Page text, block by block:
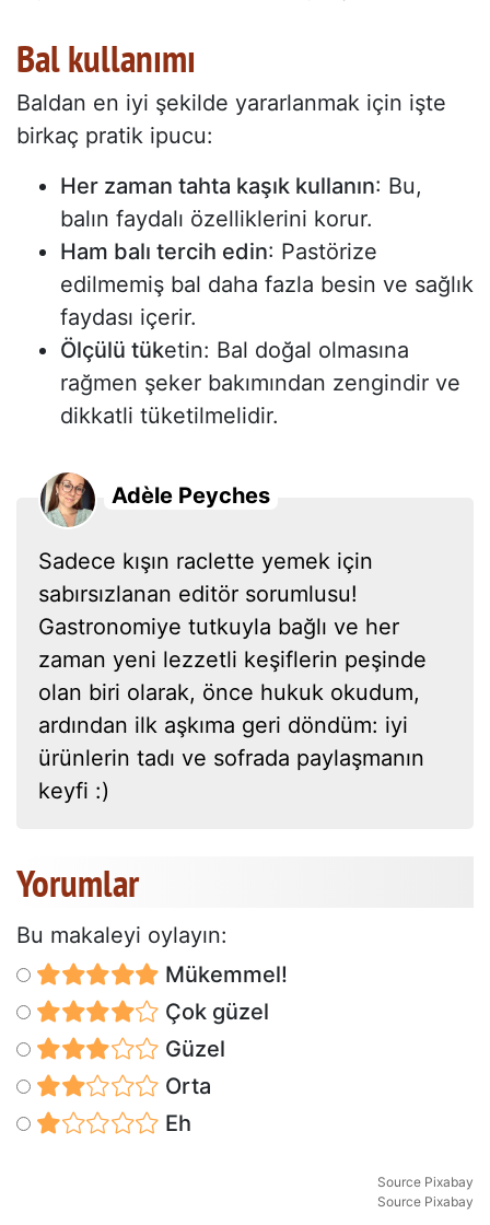
Bal kullanımı
Baldan en iyi şekilde yararlanmak için işte
birkaç pratik ipucu:
Her zaman tahta kaşık kullanın: Bu,
balın faydalı özelliklerini korur.
Ham balı tercih edin: Pastörize
edilmemiş bal daha fazla besin ve sağlık
faydası içerir.
Ölçülü tüketin: Bal doğal olmasına
rağmen şeker bakımından zengindir ve
dikkatli tüketilmelidir.
Adèle Peyches
Sadece kışın raclette yemek için
sabırsızlanan editör sorumlusu!
Gastronomiye tutkuyla bağlı ve her
zaman yeni lezzetli keşiflerin peşinde
olan biri olarak, önce hukuk okudum,
ardından ilk aşkıma geri döndüm: iyi
ürünlerin tadı ve sofrada paylaşmanın
keyfi :)
Yorumlar
Bu makaleyi oylayın:
Mükemmel!
Çok güzel
Güzel
Orta
Eh
Source Pixabay
Source Pixabay